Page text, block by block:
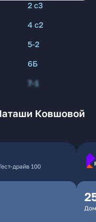
2 с3
4 с2
5-2
6Б
7-1
Ковшовой
драйв 100